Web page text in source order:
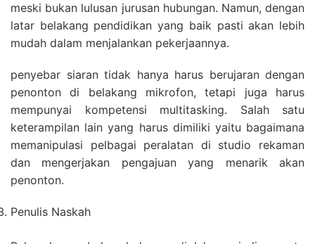
meski bukan lulusan jurusan hubungan. Namun, dengan
latar belakang pendidikan yang baik pasti akan lebih
mudah dalam menjalankan pekerjaannya.
penyebar siaran tidak hanya harus berujaran dengan
penonton di belakang mikrofon, tetapi juga harus
mempunyai kompetensi multitasking. Salah satu
keterampilan lain yang harus dimiliki yaitu bagaimana
memanipulasi pelbagai peralatan di studio rekaman
dan mengerjakan pengajuan yang menarik akan
penonton.
Penulis Naskah